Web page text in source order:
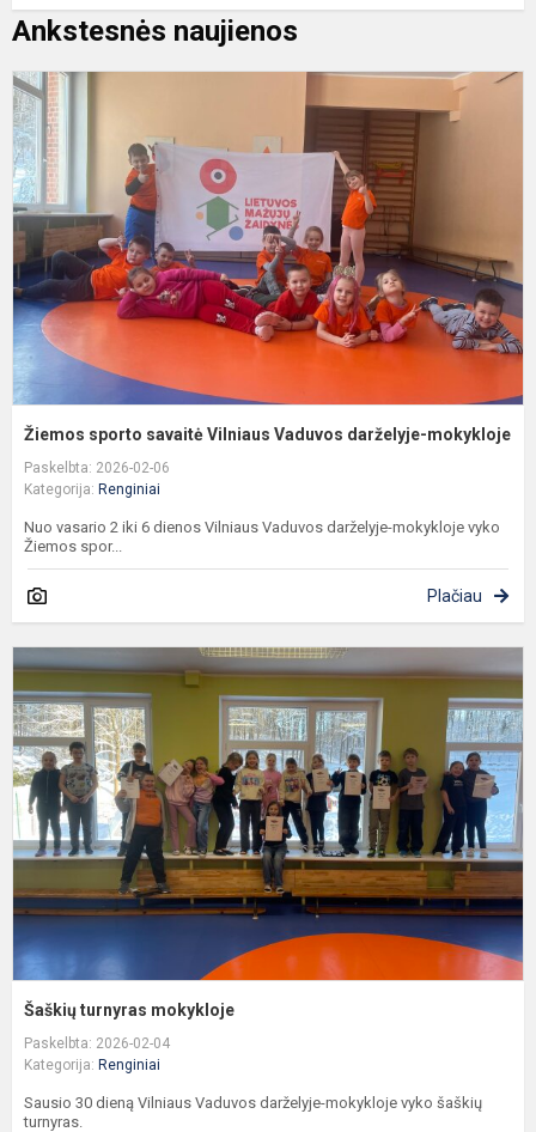
Ankstesnės naujienos
Žiemos sporto savaitė Vilniaus Vaduvos darželyje-mokykloje
Paskelbta: 2026-02-06
Kategorija: Renginiai
Nuo vasario 2 iki 6 dienos Vilniaus Vaduvos darželyje-mokykloje vyko
Žiemos spor...
Plačiau
Šaškių turnyras mokykloje
Paskelbta: 2026-02-04
Kategorija: Renginiai
Sausio 30 dieną Vilniaus Vaduvos darželyje-mokykloje vyko šaškių
turnyras.